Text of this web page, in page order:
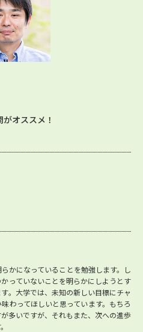
オススメ！
かになっていることを勉強します。し
っていないことを明らかにしようとす
。大学では、未知の新しい目標にチャ
わってほしいと思っています。もちろ
多いですが、それもまた、次への進歩